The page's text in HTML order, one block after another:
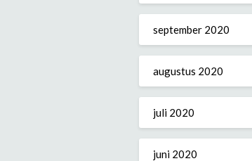
september 2020
augustus 2020
juli 2020
juni 2020